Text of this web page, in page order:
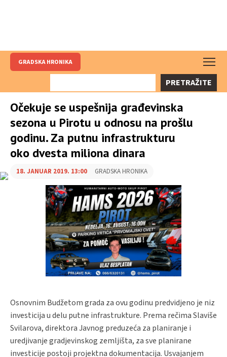
GRADSKA HRONIKA
PRETRAŽITE
Očekuje se uspešnija građevinska
sezona u Pirotu u odnosu na prošlu
godinu. Za putnu infrastrukturu
oko dvesta miliona dinara
18. JANUAR 2019. 13:00 GRADSKA HRONIKA
Osnovnim Budžetom grada za ovu godinu predvidjeno je niz
investicija u delu putne infrastrukture. Prema rečima Slaviše
Svilarova, direktora Javnog preduzeća za planiranje i
uredjivanje gradjevinskog zemljišta, za sve planirane
investicije postoji projektna dokumentacija. Usvajanjem